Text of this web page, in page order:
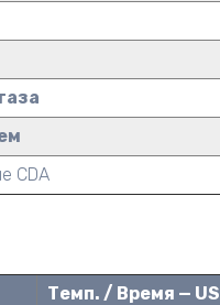
CDA
Темп. / Время — US